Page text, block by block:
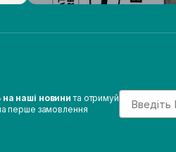
наші новинита отримуй
перше замовлення
Email